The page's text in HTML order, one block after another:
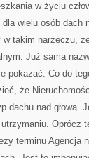
w życiu
wielu osób dach
w takim narzeczu,
Już sama
pokazać. Co do
że
dachu nad głową.
Oprócz
terminu Agencja